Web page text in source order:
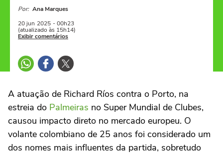
Por: Ana Marques
20 jun 2025 - 00h23
(atualizado às 15h14)
Exibir comentários
A atuação de Richard Ríos contra o Porto, na
estreia do Palmeiras no Super Mundial de Clubes,
causou impacto direto no mercado europeu. O
volante colombiano de 25 anos foi considerado um
dos nomes mais influentes da partida, sobretudo